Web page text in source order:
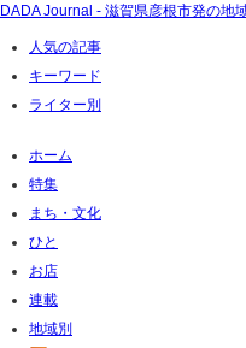
DADA Journal - 滋賀県彦根市発の地
人気の記事
キーワード
ライター別
ホーム
特集
まち・文化
ひと
お店
連載
地域別